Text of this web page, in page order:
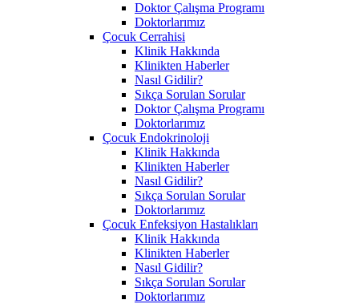
Doktor Çalışma Programı
Doktorlarımız
Çocuk Cerrahisi
Klinik Hakkında
Klinikten Haberler
Nasıl Gidilir?
Sıkça Sorulan Sorular
Doktor Çalışma Programı
Doktorlarımız
Çocuk Endokrinoloji
Klinik Hakkında
Klinikten Haberler
Nasıl Gidilir?
Sıkça Sorulan Sorular
Doktorlarımız
Çocuk Enfeksiyon Hastalıkları
Klinik Hakkında
Klinikten Haberler
Nasıl Gidilir?
Sıkça Sorulan Sorular
Doktorlarımız